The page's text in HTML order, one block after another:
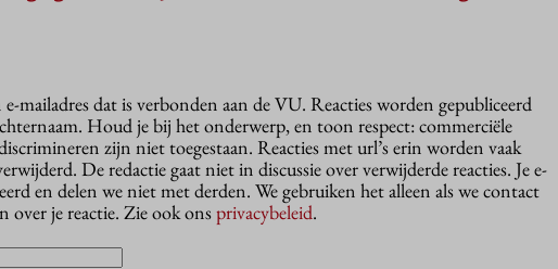
mailadres dat is verbonden aan de VU. Reacties worden gepubliceerd
Houd je bij het onderwerp, en toon respect: commerciële
zijn niet toegestaan. Reacties met url’s erin worden vaak
De redactie gaat niet in discussie over verwijderde reacties. Je e-
en delen we niet met derden. We gebruiken het alleen als we contact
over je reactie. Zie ook onsprivacybeleid.